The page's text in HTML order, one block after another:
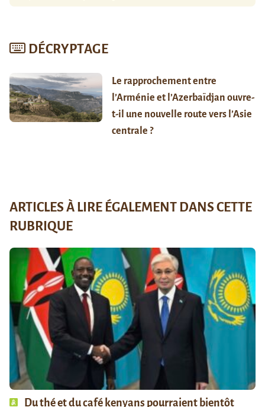
DÉCRYPTAGE
Le rapprochement entre
l’Arménie et l’Azerbaïdjan ouvre-
t-il une nouvelle route vers l’Asie
centrale ?
ARTICLES À LIRE ÉGALEMENT DANS CETTE
RUBRIQUE
Du thé et du café kenyans pourraient bientôt